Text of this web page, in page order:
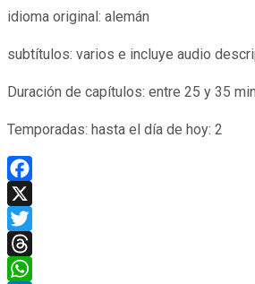
idioma original: alemán
subtítulos: varios e incluye audio
Duración de capítulos: entre 25 y 35
Temporadas: hasta el día de hoy: 2
Facebook
X
Twitter
Threads